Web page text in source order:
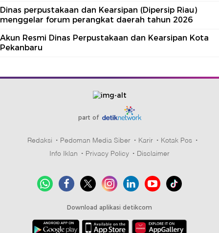
Dinas perpustakaan dan Kearsipan (Dipersip Riau)
menggelar forum perangkat daerah tahun 2026
Akun Resmi Dinas Perpustakaan dan Kearsipan Kota
Pekanbaru
part of
Redaksi Pedoman Media Siber Karir
Kotak Pos
Info Iklan
Privacy Policy Disclaimer
Download aplikasi detikcom